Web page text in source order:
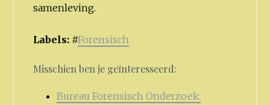
samenleving.
Labels: #Forensisch
Misschien ben je geïnteresseerd:
Bureau Forensisch Onderzoek: